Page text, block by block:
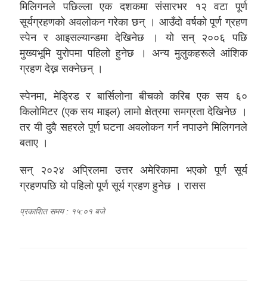
मिलिगनले पछिल्ला एक दशकमा संसारभर १२ वटा पूर्ण
सूर्यग्रहणको अवलोकन गरेका छन् । आउँदो वर्षको पूर्ण ग्रहण
स्पेन र आइसल्यान्डमा देखिनेछ । यो सन् २००६ पछि
मुख्यभूमि युरोपमा पहिलो हुनेछ । अन्य मुलुकहरूले आंशिक
ग्रहण देख्न सक्नेछन् ।
स्पेनमा, मेड्रिड र बार्सिलोना बीचको करिब एक सय ६०
किलोमिटर (एक सय माइल) लामो क्षेत्रमा समग्रता देखिनेछ ।
तर यी दुवै सहरले पूर्ण घटना अवलोकन गर्न नपाउने मिलिगनले
बताए ।
सन् २०२४ अप्रिलमा उत्तर अमेरिकामा भएको पूर्ण सूर्य
ग्रहणपछि यो पहिलो पूर्ण सूर्य ग्रहण हुनेछ । रासस
प्रकाशित समय : १५:०१ बजे